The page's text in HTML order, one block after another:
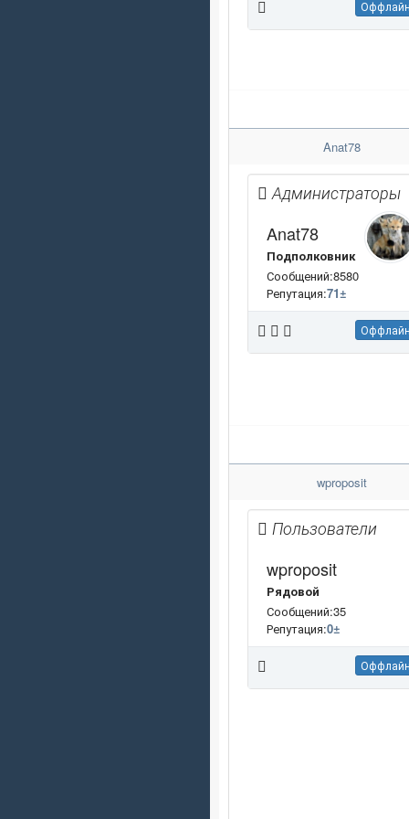
Anat78
Администраторы
Anat78
Подполковник
Сообщений:8580
Репутация:71±
wproposit
Пользователи
wproposit
Рядовой
Сообщений:35
Репутация:0±